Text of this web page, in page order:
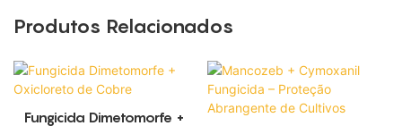
Produtos Relacionados
Fungicida Dimetomorfe +